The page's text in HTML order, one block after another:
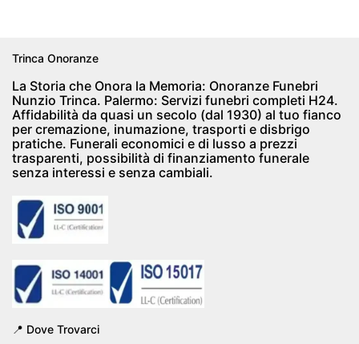
Trinca Onoranze
La Storia che Onora la Memoria: Onoranze Funebri
Nunzio Trinca. Palermo: Servizi funebri completi H24.
Affidabilità da quasi un secolo (dal 1930) al tuo fianco
per cremazione, inumazione, trasporti e disbrigo
pratiche. Funerali economici e di lusso a prezzi
trasparenti, possibilità di finanziamento funerale
senza interessi e senza cambiali.
📍 Dove Trovarci